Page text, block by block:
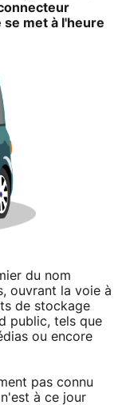
met à l'heure
du nom
ouvrant la voie à
de stockage
public, tels que
ou encore
pas connu
à ce jour